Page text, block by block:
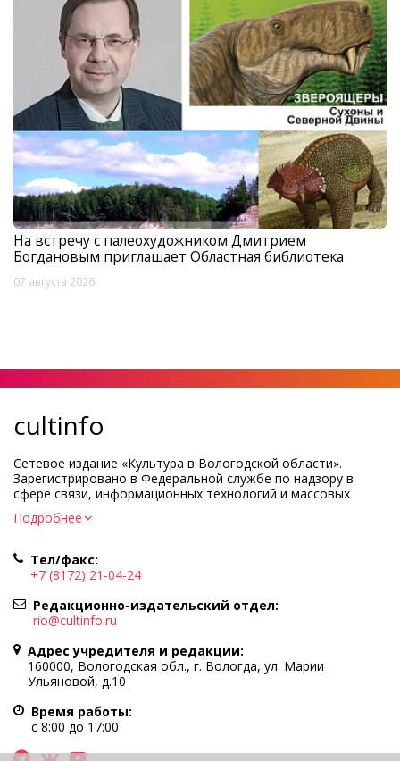
На встречу с палеохудожником Дмитрием
Богдановым приглашает Областная библиотека
07 августа 2026
cultinfo
Сетевое издание «Культура в Вологодской области».
Зарегистрировано в Федеральной службе по надзору в
сфере связи, информационных технологий и массовых
коммуникаций.
Регистрационный номер и дата принятия решения о
Учредитель КУ ВО «Информационно-аналитический центр
культуры»
Адрес учредителя и редакции: 160000, Вологодская обл., г.
Вологда, ул. Марии Ульяновой, д.10
Главный редактор — Легчанова Елена Григорьевна
Политика в отношении обработки персональных данных
При полном или частичном использовании информации
портала гиперссылка на cultinfo.ru обязательна.
Редакция не несет ответственности за достоверность
информации, содержащейся в рекламных объявлениях.
Подробнее
Тел/факс:
+7 (8172) 21-04-24
Редакционно-издательский отдел:
rio@cultinfo.ru
Адрес учредителя и редакции:
160000, Вологодская обл., г. Вологда, ул. Марии
Ульяновой, д.10
Время работы:
с 8:00 до 17:00